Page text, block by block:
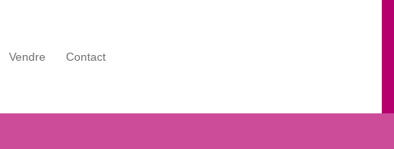
Vendre Contact